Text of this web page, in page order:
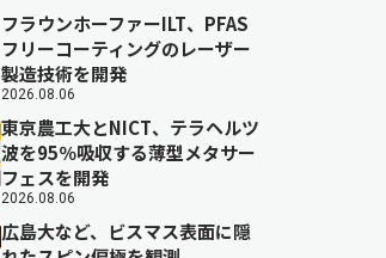
フラウンホーファーILT、PFAS
フリーコーティングのレーザー
製造技術を開発
2026.08.06
東京農工大とNICT、テラヘルツ
波を95％吸収する薄型メタサー
フェスを開発
2026.08.06
広島大など、ビスマス表面に隠